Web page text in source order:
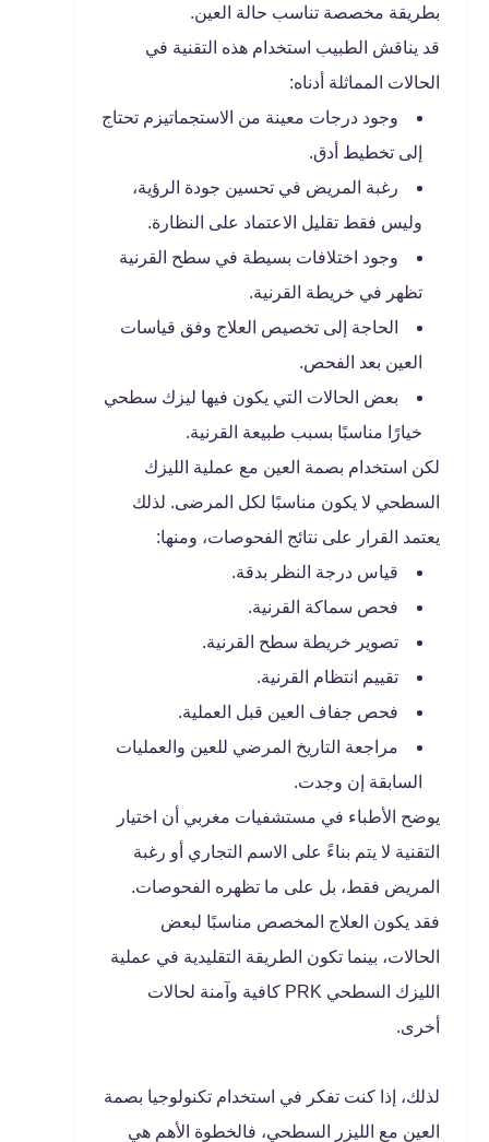
بطريقة مخصصة تناسب حالة العين.
قد يناقش الطبيب استخدام هذه التقنية في
الحالات المماثلة أدناه:
وجود درجات معينة من الاستجماتيزم تحتاج
إلى تخطيط أدق.
رغبة المريض في تحسين جودة الرؤية،
وليس فقط تقليل الاعتماد على النظارة.
وجود اختلافات بسيطة في سطح القرنية
تظهر في خريطة القرنية.
الحاجة إلى تخصيص العلاج وفق قياسات
العين بعد الفحص.
بعض الحالات التي يكون فيها ليزك سطحي
خيارًا مناسبًا بسبب طبيعة القرنية.
لكن استخدام بصمة العين مع عملية الليزك
السطحي لا يكون مناسبًا لكل المرضى. لذلك
يعتمد القرار على نتائج الفحوصات، ومنها:
قياس درجة النظر بدقة.
فحص سماكة القرنية.
تصوير خريطة سطح القرنية.
تقييم انتظام القرنية.
فحص جفاف العين قبل العملية.
مراجعة التاريخ المرضي للعين والعمليات
السابقة إن وجدت.
يوضح الأطباء في مستشفيات مغربي أن اختيار
التقنية لا يتم بناءً على الاسم التجاري أو رغبة
المريض فقط، بل على ما تظهره الفحوصات.
فقد يكون العلاج المخصص مناسبًا لبعض
الحالات، بينما تكون الطريقة التقليدية في عملية
الليزك السطحي PRK كافية وآمنة لحالات
أخرى.
لذلك، إذا كنت تفكر في استخدام تكنولوجيا بصمة
العين مع الليزر السطحي، فالخطوة الأهم هي